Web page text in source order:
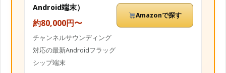
Android端末）
約80,000円〜
チャンネルサウンディング
対応の最新Androidフラッグ
シップ端末
Amazonで探す